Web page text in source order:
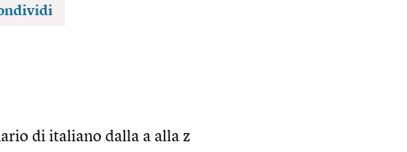
di italiano dalla a alla z